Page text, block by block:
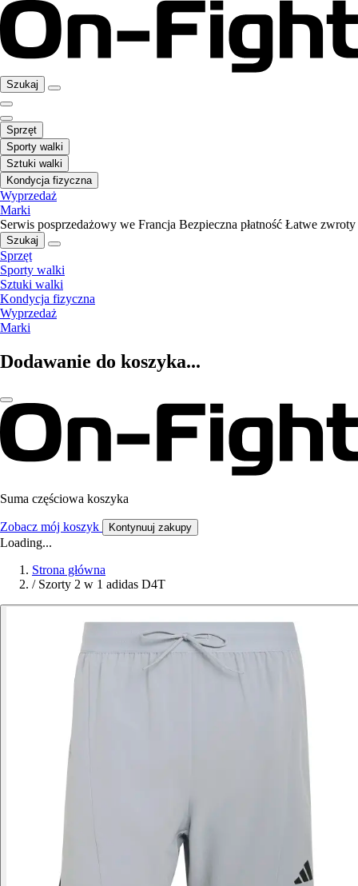
Szukaj
Sprzęt
Sporty walki
Sztuki walki
Kondycja fizyczna
Wyprzedaż
Marki
Serwis posprzedażowy we Francja Bezpieczna płatność Łatwe zwroty
Szukaj
Sprzęt
Sporty walki
Sztuki walki
Kondycja fizyczna
Wyprzedaż
Marki
Dodawanie do koszyka...
Suma częściowa koszyka
Zobacz mój koszyk Kontynuuj zakupy
Loading...
Strona główna
/ Szorty 2 w 1 adidas D4T